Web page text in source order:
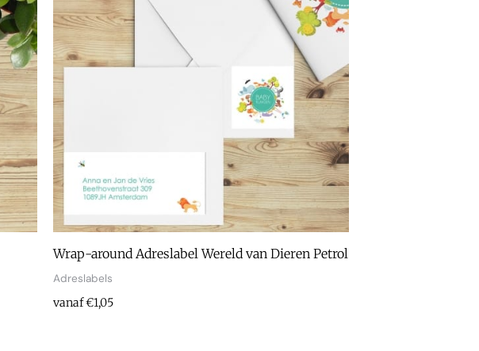
Wrap-around Adreslabel Wereld van Dieren Petrol
Adreslabels
vanaf €1,05